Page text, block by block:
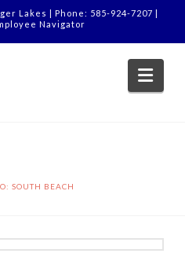
Lakes | Phone: 585-924-7207 |
Navigator
SOUTH BEACH